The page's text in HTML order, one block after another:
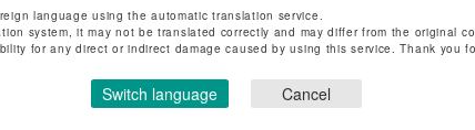
language using the automatic translation service.
system, it may not be translated correctly and may differ from the original
for any direct or indirect damage caused by using this service. Thank you
Switch language Cancel